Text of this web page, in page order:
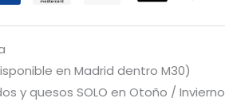
en Madrid dentro M30)
y quesos SOLO en Otoño / Invierno